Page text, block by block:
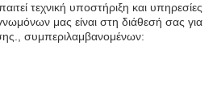
τεχνική υποστήριξη και υπηρεσίες
μας είναι στη διάθεσή σας για
συμπεριλαμβανομένων: